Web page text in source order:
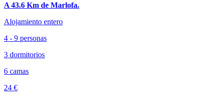
A 43.6 Km de Marlofa.
Alojamiento entero
4 - 9 personas
3 dormitorios
6 camas
24 €